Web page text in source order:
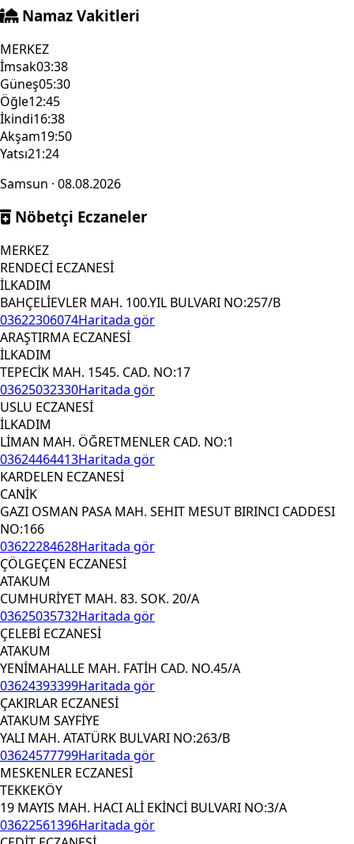
Namaz Vakitleri
MERKEZ
İmsak03:38
Güneş05:30
Öğle12:45
İkindi16:38
Akşam19:50
Yatsı21:24
Samsun · 08.08.2026
Nöbetçi Eczaneler
MERKEZ
RENDECİ ECZANESİ
İLKADIM
BAHÇELİEVLER MAH. 100.YIL BULVARI NO:257/B
03622306074Haritada gör
ARAŞTIRMA ECZANESİ
İLKADIM
TEPECİK MAH. 1545. CAD. NO:17
03625032330Haritada gör
USLU ECZANESİ
İLKADIM
LİMAN MAH. ÖĞRETMENLER CAD. NO:1
03624464413Haritada gör
KARDELEN ECZANESİ
CANİK
GAZI OSMAN PASA MAH. SEHIT MESUT BIRINCI CADDESI
NO:166
03622284628Haritada gör
ÇÖLGEÇEN ECZANESİ
ATAKUM
CUMHURİYET MAH. 83. SOK. 20/A
03625035732Haritada gör
ÇELEBİ ECZANESİ
ATAKUM
YENİMAHALLE MAH. FATİH CAD. NO.45/A
03624393399Haritada gör
ÇAKIRLAR ECZANESİ
ATAKUM SAYFİYE
YALI MAH. ATATÜRK BULVARI NO:263/B
03624577799Haritada gör
MESKENLER ECZANESİ
TEKKEKÖY
19 MAYIS MAH. HACI ALİ EKİNCİ BULVARI NO:3/A
03622561396Haritada gör